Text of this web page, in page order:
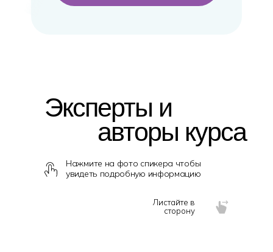
Эксперты и
авторы курса
Нажмите на фото спикера чтобы
увидеть подробную информацию
Листайте в
сторону